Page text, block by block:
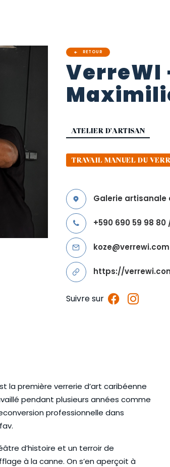
RETOUR
VerreWI
ATELIER D'ARTISAN
TRAVAIL MANUEL DU
Galerie artisanale
+590 690 59 98 80
koze@verrewi.com
https://
Suivre sur
la première verrerie d’art caribéenne
pendant plusieurs années comme
professionnelle dans
d’histoire et un terroir de
à la canne. On s’en aperçoit à